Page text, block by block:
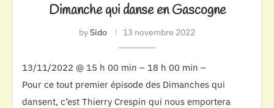
Dimanche qui danse en Gascogne
bySido 13 novembre 2022
13/11/2022 @ 15 h 00 min – 18 h 00 min –
Pour ce tout premier épisode des Dimanches qui
dansent, c’est Thierry Crespin qui nous emportera